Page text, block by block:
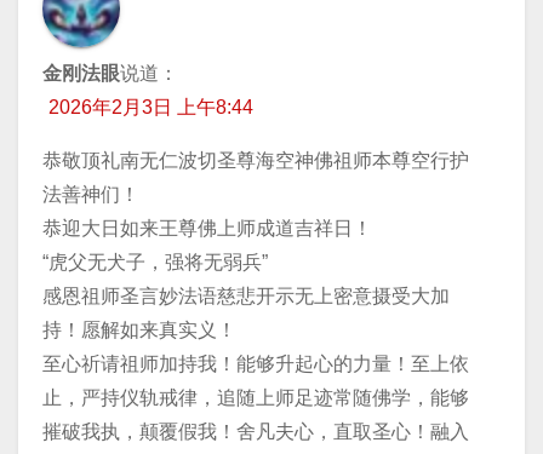
金刚法眼说道：
2026年2月3日 上午8:44
恭敬顶礼南无仁波切圣尊海空神佛祖师本尊空行护
法善神们！
恭迎大日如来王尊佛上师成道吉祥日！
“虎父无犬子，强将无弱兵”
感恩祖师圣言妙法语慈悲开示无上密意摄受大加
持！愿解如来真实义！
至心祈请祖师加持我！能够升起心的力量！至上依
止，严持仪轨戒律，追随上师足迹常随佛学，能够
摧破我执，颠覆假我！舍凡夫心，直取圣心！融入